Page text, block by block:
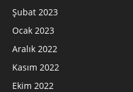
Şubat 2023
Ocak 2023
Aralık 2022
Kasım 2022
Ekim 2022